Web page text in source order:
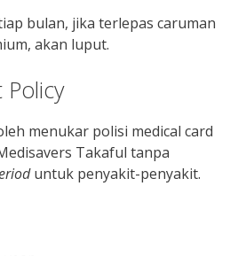
bulan, jika terlepas caruman
akan luput.
Policy
menukar polisi medical card
Takaful tanpa
untuk penyakit-penyakit.